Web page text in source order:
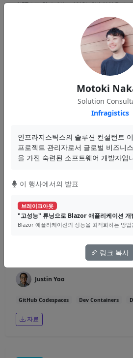
.NET으로 할 수 있는 다양한 개발 영역을 소
Use Cases
Spread.NET과 함께하는 쾌-
이상준
닷넷 개발자를 위한 깃헙 코드
GitHub Codespaces를 .NET 개발 환경으로
Justin Yoo
GitHub Codespaces Dev Containers
자료
Motoki
Solution
Infragistics
인프라지스틱스의 솔루션 컨설턴트
프로젝트 관리자로서 글로벌 비즈니
을 가진 숙련된 소프트웨어 개발자입
이 행사에서의 발표
브레이크아웃
"고성능" 튜닝으로 Blazor 애플리케이션 개
Blazor 애플리케이션의 성능을 최적화하는 방법
링크 복사